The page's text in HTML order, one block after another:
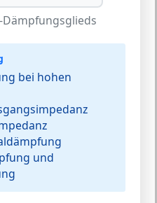
bei hohen
und